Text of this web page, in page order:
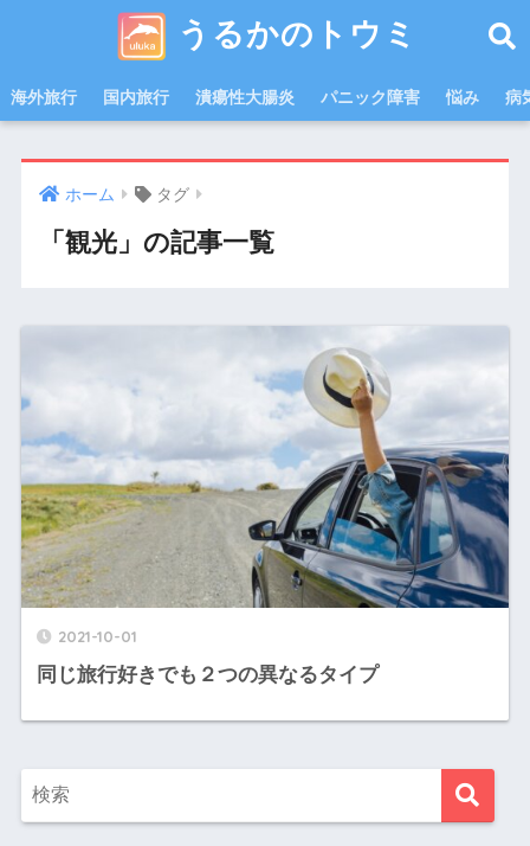
うるかのトウミ
海外旅行 国内旅行 潰瘍性大腸炎 パニック障害 悩み 病
ホーム タグ
「観光」の記事一覧
2021-10-01
同じ旅行好きでも２つの異なるタイプ